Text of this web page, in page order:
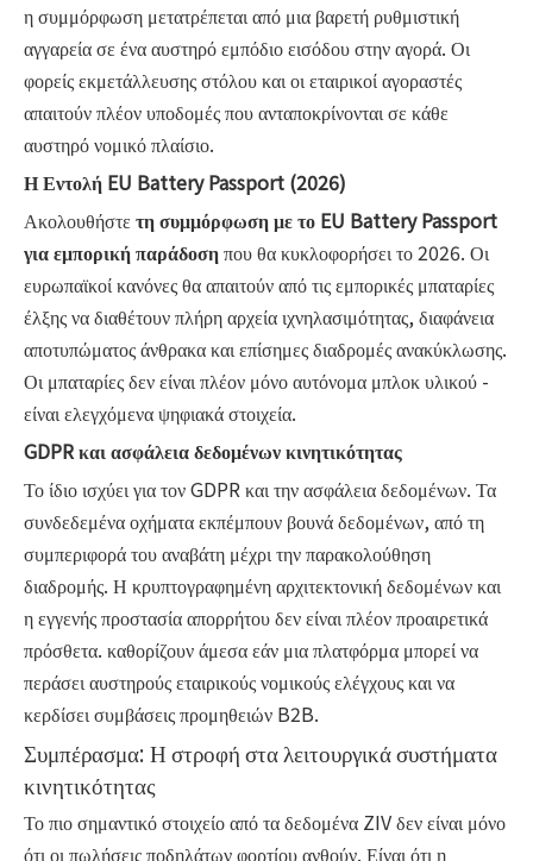
η συμμόρφωση μετατρέπεται από μια βαρετή ρυθμιστική
αγγαρεία σε ένα αυστηρό εμπόδιο εισόδου στην αγορά. Οι
φορείς εκμετάλλευσης στόλου και οι εταιρικοί αγοραστές
απαιτούν πλέον υποδομές που ανταποκρίνονται σε κάθε
αυστηρό νομικό πλαίσιο.
Η Εντολή EU Battery Passport (2026)
Ακολουθήστε τη συμμόρφωση με το EU Battery Passport
για εμπορική παράδοσηπου θα κυκλοφορήσει το 2026. Οι
ευρωπαϊκοί κανόνες θα απαιτούν από τις εμπορικές μπαταρίες
έλξης να διαθέτουν πλήρη αρχεία ιχνηλασιμότητας, διαφάνεια
αποτυπώματος άνθρακα και επίσημες διαδρομές ανακύκλωσης.
Οι μπαταρίες δεν είναι πλέον μόνο αυτόνομα μπλοκ υλικού -
είναι ελεγχόμενα ψηφιακά στοιχεία.
GDPR και ασφάλεια δεδομένων κινητικότητας
Το ίδιο ισχύει για τον GDPR και την ασφάλεια δεδομένων. Τα
συνδεδεμένα οχήματα εκπέμπουν βουνά δεδομένων, από τη
συμπεριφορά του αναβάτη μέχρι την παρακολούθηση
διαδρομής. Η κρυπτογραφημένη αρχιτεκτονική δεδομένων και
η εγγενής προστασία απορρήτου δεν είναι πλέον προαιρετικά
πρόσθετα. καθορίζουν άμεσα εάν μια πλατφόρμα μπορεί να
περάσει αυστηρούς εταιρικούς νομικούς ελέγχους και να
κερδίσει συμβάσεις προμηθειών B2B.
Συμπέρασμα: Η στροφή στα λειτουργικά συστήματα
κινητικότητας
Το πιο σημαντικό στοιχείο από τα δεδομένα ZIV δεν είναι μόνο
ότι οι πωλήσεις ποδηλάτων φορτίου ανθούν. Είναι ότι η